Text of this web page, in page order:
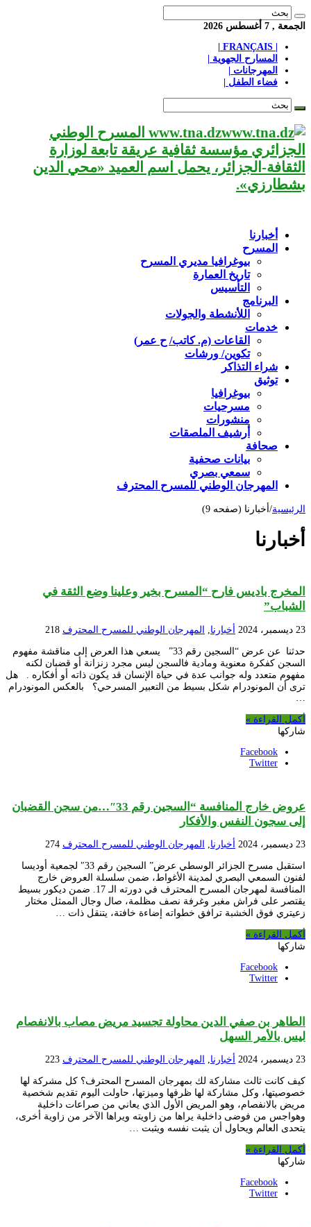
الجمعة , 7 أغسطس 2026
المسارح الجهوية |
المهرجانات |
فضاء الطفل |
www.tna.dz المسرح الوطني
الجزائري مؤسسة ثقافية عريقة تابعة لوزارة
الثقافة-الجزائر، يحمل اسم العميد «محي الدين
بشطارزي».
أخبارنا
المسرح
بيوغرافيا مديري المسرح
تاريخ العمارة
التأسيس
البرنامج
اللأنشطة والجولات
خدمات
القاعات (م. كاتب/ ح عمر)
تكوين/ ورشات
شراء التذاكر
توثيق
بيوغرافيا
مسرحيات
منشورات
أرشيف الملصقات
صحافة
بيانات صحفية
سمعي بصري
المهرجان الوطني للمسرح المحترف
الرئيسية/ أخبارنا (صفحه 9)
أخبارنا
المخرج باديس فارح “المسرح بخير وعلينا وضع الثقة في
الشباب”
23 ديسمبر، 2024 أخبارنا المهرجان الوطني للمسرح المحترف 218
حدثنا عن عرض “السجين رقم 33” يسعي هذا العرض إلى مناقشة مفهوم
السجن كفكرة معنوية ومادية فالسجن ليس مجرد زنزانة أو قضبان لكنه
مفهوم متعدد وله جوانب عدة في حياة الإنسان قد يكون ذاته أو أفكاره . هل
ترى أن المونودرام شكل بسيط من التعبير المسرحي؟ بالعكس المونودرام
أكمل القراءة »
شاركها
Facebook
Twitter
عروض خارج المنافسة “السجين رقم 33″…من سجن القضبان
إلى سجون النفس والأفكار
23 ديسمبر، 2024 أخبارنا المهرجان الوطني للمسرح المحترف 274
استقبل مسرح الجزائر الوسطي عرض” السجين رقم 33″ لجمعية أوديسا
لفنون السمعي البصري لمدينة الأغواط، ضمن سلسلة العروض خارج
المنافسة لمهرجان المسرح المحترف في دورته الـ 17. ضمن ديكور بسيط
يقتصر على فراش مغبر وغرفة نصف مظلمة، صال وجال الممثل مختار
زعيتري فوق الخشبة ترافق خطواته إضاءة خافتة، يتنقل ذات …
أكمل القراءة »
شاركها
Facebook
Twitter
الطاهر بن صفي الدين محاولة تجسيد مريض مصاب بالانفصام
ليس بالأمر السهل
23 ديسمبر، 2024 أخبارنا, المهرجان الوطني للمسرح المحترف 223
كيف كانت ثالث مشاركة لك بمهرجان المسرح المحترف؟ كل مشركة لها
خصوصيتها، وكل مشاركة لها ظرفها وميزتها، حاولت اليوم تقديم شخصية
مريض بالانفصام، وهو المريض الأول الذي يعاني من صراعات داخلية
وهواجس من فوضى داخلية يراها من زاويته ويراها الآخر من زاوية أخرى،
يتحدى العالم ويحاول أن يثبت نفسه ويثبت …
أكمل القراءة »
شاركها
Facebook
Twitter